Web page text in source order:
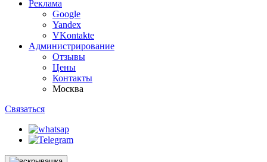
Реклама
Google
Yandex
VKontakte
Администрирование
Отзывы
Цены
Контакты
Москва
Связаться